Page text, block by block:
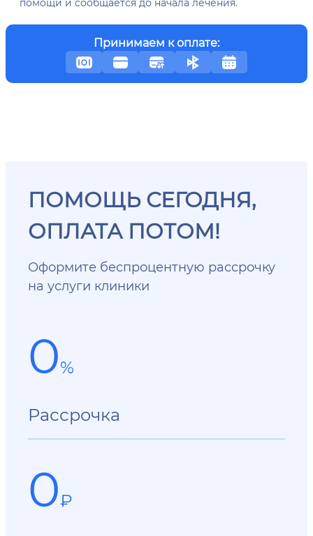
Принимаем к оплате:
ПОМОЩЬ СЕГОДНЯ,
ОПЛАТА ПОТОМ!
Оформите беспроцентную рассрочку
на услуги клиники
0%
Рассрочка
0₽